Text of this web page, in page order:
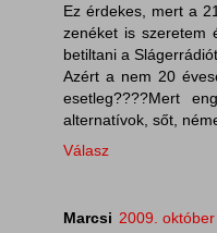
Ez érdekes, mert a
zenéket is szeretem
betiltani a
Azért a nem 20
esetleg????Mert
alternatívok, sőt,
Válasz
Marcsi 2009.